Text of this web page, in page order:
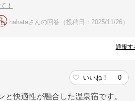
！
hahataさんの回答（投稿日：2025/11/26）
通報す
いいね！ 0
快適性が融合した温泉宿です。